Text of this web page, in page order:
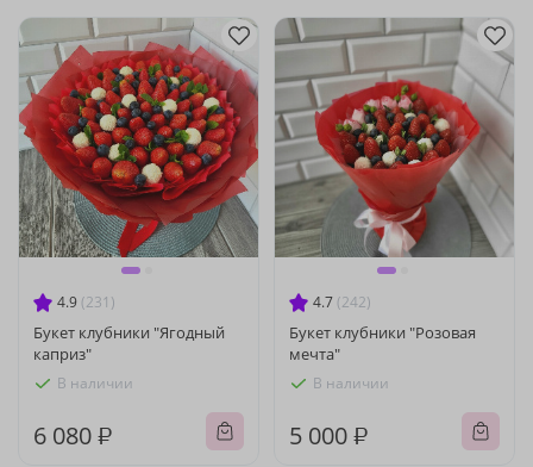
4.9 (231)
Букет клубники "Ягодный
каприз"
В наличии
6 080 ₽
4.7 (242)
Букет клубники "Розовая
мечта"
В наличии
5 000 ₽